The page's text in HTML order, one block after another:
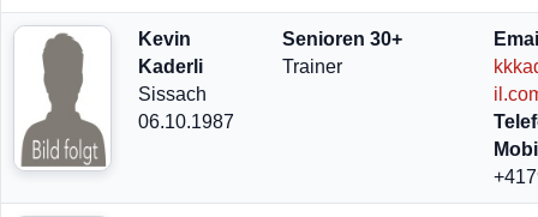
Kevin
Kaderli
Sissach
06.10.1987
Senioren 30+
Trainer